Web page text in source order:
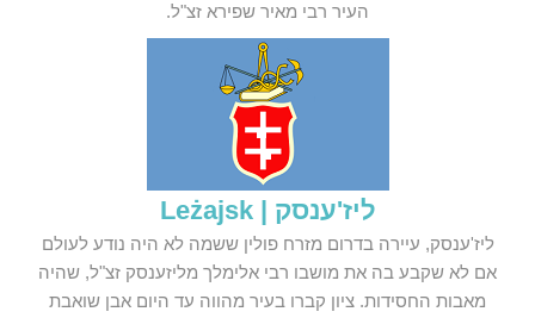
העיר רבי מאיר שפירא זצ"ל.
ליז'ענסק | Leżajsk
ליז'ענסק, עיירה בדרום מזרח פולין ששמה לא היה נודע לעולם
אם לא שקבע בה את מושבו רבי אלימלך מליזענסק זצ"ל, שהיה
מאבות החסידות. ציון קברו בעיר מהווה עד היום אבן שואבת